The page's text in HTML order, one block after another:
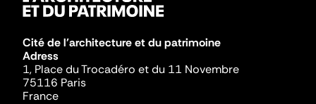
Cité de l'architecture et du patrimoine
Adress
1, Place du Trocadéro et du 11 Novembre
75116 Paris
France